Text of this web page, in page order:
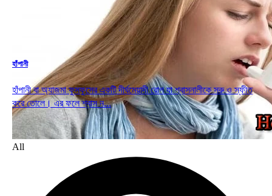
All
হাঁপানী
হাঁপানী বা অ্যাজমা ফুসফুসের একটি দীর্ঘমেয়াদী রোগ যা শ্বাসনালীকে সরু ও স্ফীত
করে তোলে। এর ফলে শ্বাস ন...